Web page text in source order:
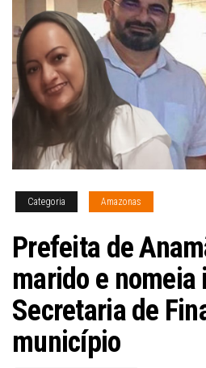
Categoria Amazonas
Prefeita de
marido e nomeia
Secretaria de
município